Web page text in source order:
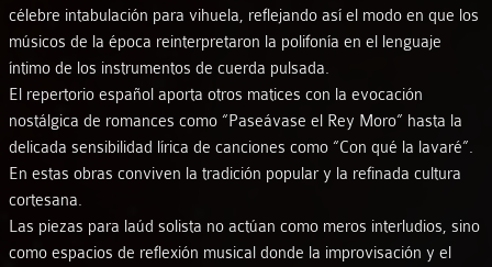
célebre intabulación para vihuela, reflejando así el modo en que los
músicos de la época reinterpretaron la polifonía en el lenguaje
íntimo de los instrumentos de cuerda pulsada.
El repertorio español aporta otros matices con la evocación
nostálgica de romances como “Paseávase el Rey Moro” hasta la
delicada sensibilidad lírica de canciones como “Con qué la lavaré”.
En estas obras conviven la tradición popular y la refinada cultura
cortesana.
Las piezas para laúd solista no actúan como meros interludios, sino
como espacios de reflexión musical donde la improvisación y el